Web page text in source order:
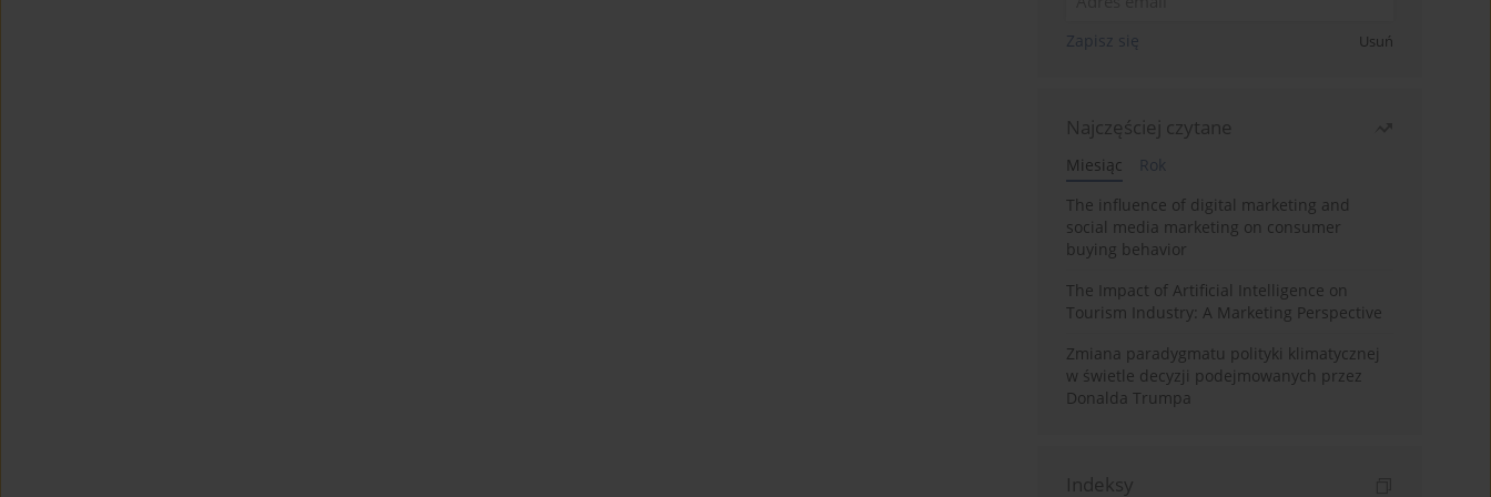
Zapisz się Usuń
Najczęściej czytane
Miesiąc
Rok
The influence of digital marketing and
social media marketing on consumer
buying behavior
The Impact of Artificial Intelligence on
Tourism Industry: A Marketing Perspective
Zmiana paradygmatu polityki klimatycznej
w świetle decyzji podejmowanych przez
Donalda Trumpa
Indeksy